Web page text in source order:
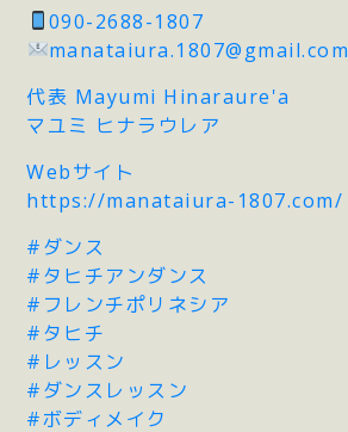
090-2688-1807
manataiura.1807@gmail.com
代表 Mayumi Hinaraure'a
マユミ ヒナラウレア
Webサイト
https://manataiura-1807.com/
#ダンス
#タヒチアンダンス
#フレンチポリネシア
#タヒチ
#レッスン
#ダンスレッスン
#ボディメイク